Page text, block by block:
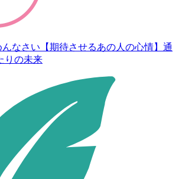
なさい【期待させるあの人の心情】通
りの未来